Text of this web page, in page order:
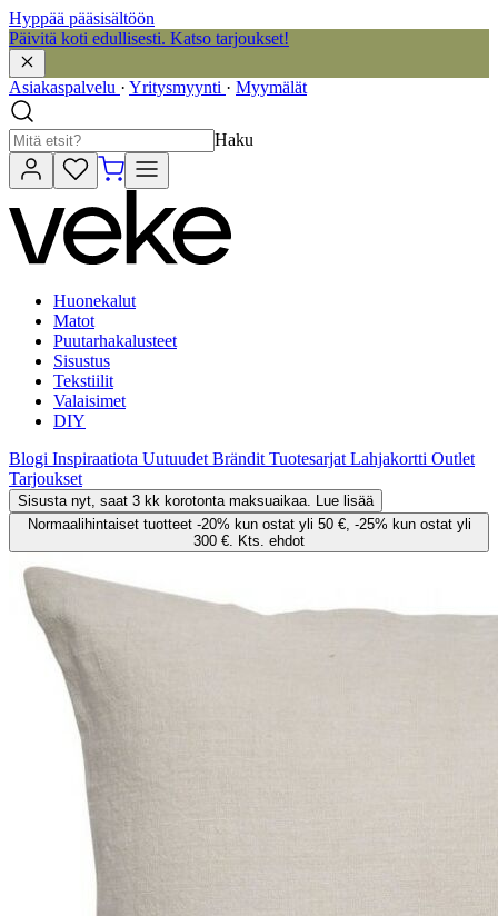
Hyppää pääsisältöön
Päivitä koti edullisesti. Katso tarjoukset!
Asiakaspalvelu · Yritysmyynti · Myymälät
Haku
Huonekalut
Matot
Puutarhakalusteet
Sisustus
Tekstiilit
Valaisimet
DIY
Blogi Inspiraatiota Uutuudet Brändit Tuotesarjat Lahjakortti Outlet
Tarjoukset
Sisusta nyt, saat 3 kk korotonta maksuaikaa. Lue lisää
Normaalihintaiset tuotteet -20% kun ostat yli 50 €, -25% kun ostat yli
300 €. Kts. ehdot